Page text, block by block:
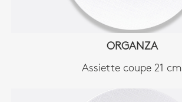
ORGANZA
Assiette coupe 21 cm